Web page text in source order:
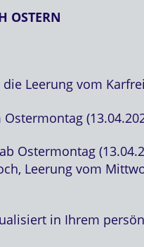
OSTERN
Leerung vom
Ostermontag
Leerung vom
in Ihrem